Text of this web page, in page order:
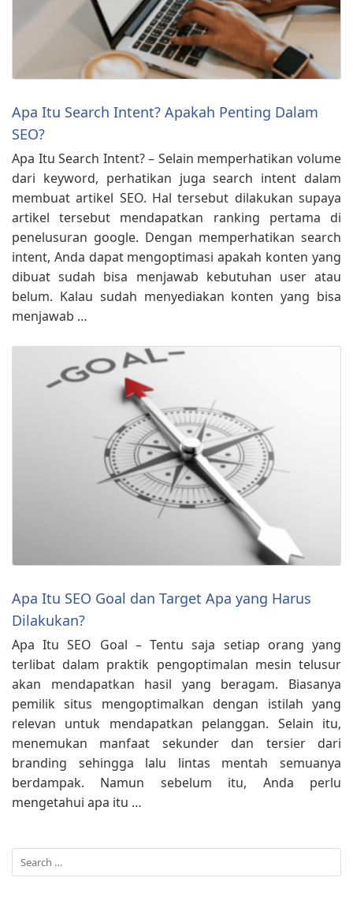
Apa Itu Search Intent? Apakah Penting Dalam
SEO?
Apa Itu Search Intent? – Selain memperhatikan volume
dari keyword, perhatikan juga search intent dalam
membuat artikel SEO. Hal tersebut dilakukan supaya
artikel tersebut mendapatkan ranking pertama di
penelusuran google. Dengan memperhatikan search
intent, Anda dapat mengoptimasi apakah konten yang
dibuat sudah bisa menjawab kebutuhan user atau
belum. Kalau sudah menyediakan konten yang bisa
menjawab …
Apa Itu SEO Goal dan Target Apa yang Harus
Dilakukan?
Apa Itu SEO Goal – Tentu saja setiap orang yang
terlibat dalam praktik pengoptimalan mesin telusur
akan mendapatkan hasil yang beragam. Biasanya
pemilik situs mengoptimalkan dengan istilah yang
relevan untuk mendapatkan pelanggan. Selain itu,
menemukan manfaat sekunder dan tersier dari
branding sehingga lalu lintas mentah semuanya
berdampak. Namun sebelum itu, Anda perlu
mengetahui apa itu …
Search
for: